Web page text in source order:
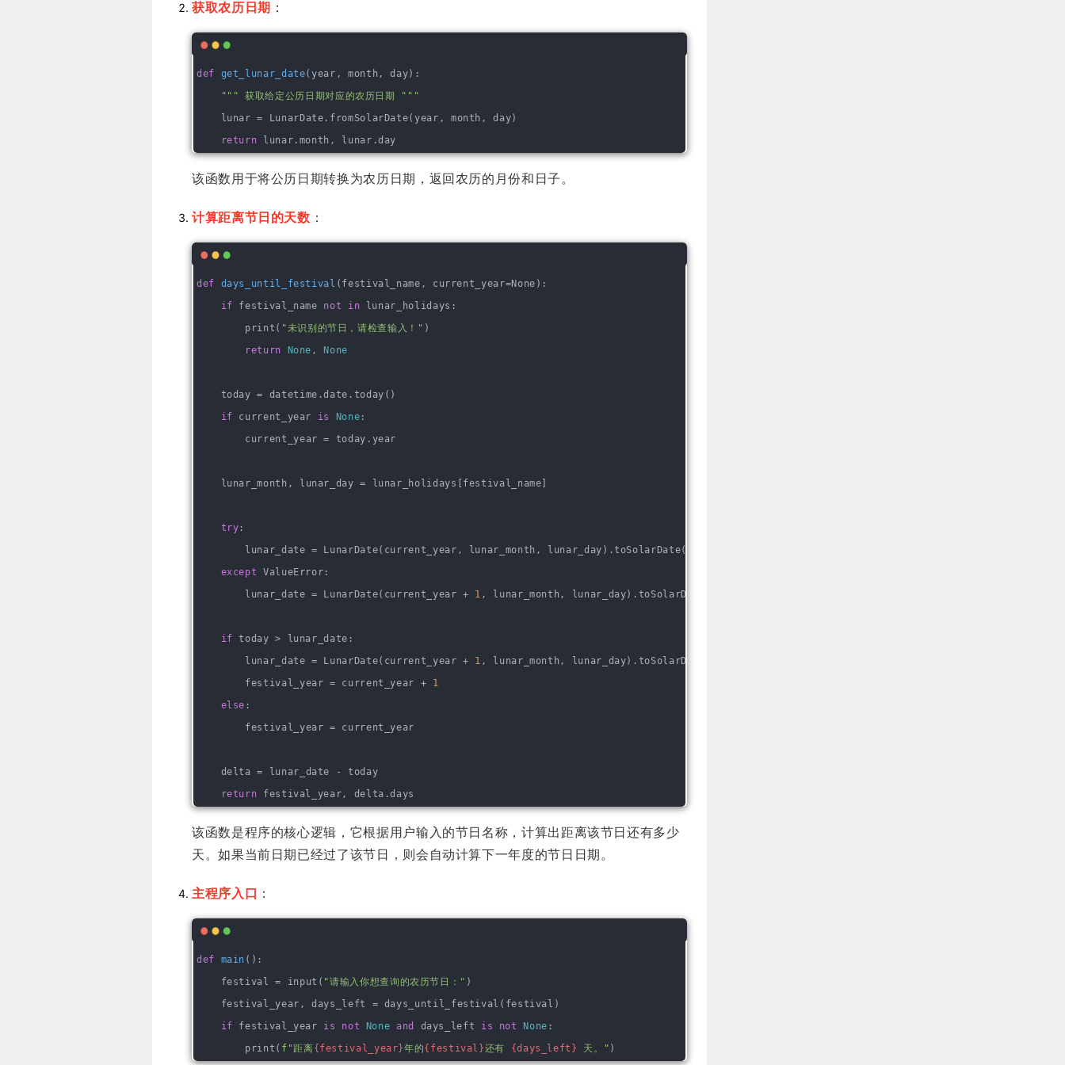
获取农历日期 ：
def get_lunar_date(year, month, day) :
""" 获取给定公历日期对应的农历日期 """
lunar = LunarDate.fromSolarDate(year, month, day)
return lunar.month, lunar.day
该函数用于将公历日期转换为农历日期，返回农历的月份和日子。
计算距离节日的天数 ：
def days_until_festival (festival_name, current_year=None) :
if festival_name not in lunar_holidays:
print( "未识别的节日，请检查输入！" )
return
None , None
today = datetime.date.today()
if current_year is None :
current_year = today.year
lunar_month, lunar_day = lunar_holidays[festival_name]
try :
lunar_date = LunarDate(current_year, lunar_month, lunar_day).toSolarDate()
except ValueError:
lunar_date = LunarDate(current_year + 1 , lunar_month, lunar_day).toSolarDate()
if today > lunar_date:
lunar_date = LunarDate(current_year + 1 , lunar_month, lunar_day).toSolarDate()
festival_year = current_year + 1
else :
festival_year = current_year
delta = lunar_date - today
return festival_year, delta.days
该函数是程序的核心逻辑，它根据用户输入的节日名称，计算出距离该节日还有多少
天。如果当前日期已经过了该节日，则会自动计算下一年度的节日日期。
主程序入口 ：
def main () :
festival = input( "请输入你想查询的农历节日：" )
festival_year, days_left = days_until_festival(festival)
if festival_year is not None and days_left is not None :
print( f"距离{festival_year}年的{festival}还有 {days_left} 天。" )